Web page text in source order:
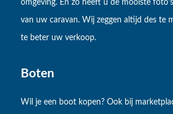
omgeving. En zo heeft u de mooiste
van uw caravan. Wij zeggen altijd des te
te beter uw verkoop.
Boten
Wil je een boot kopen? Ook bij